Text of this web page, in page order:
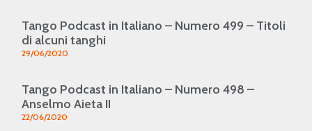
Tango Podcast in Italiano – Numero 499 – Titoli
di alcuni tanghi
29/06/2020
Tango Podcast in Italiano – Numero 498 –
Anselmo Aieta II
22/06/2020